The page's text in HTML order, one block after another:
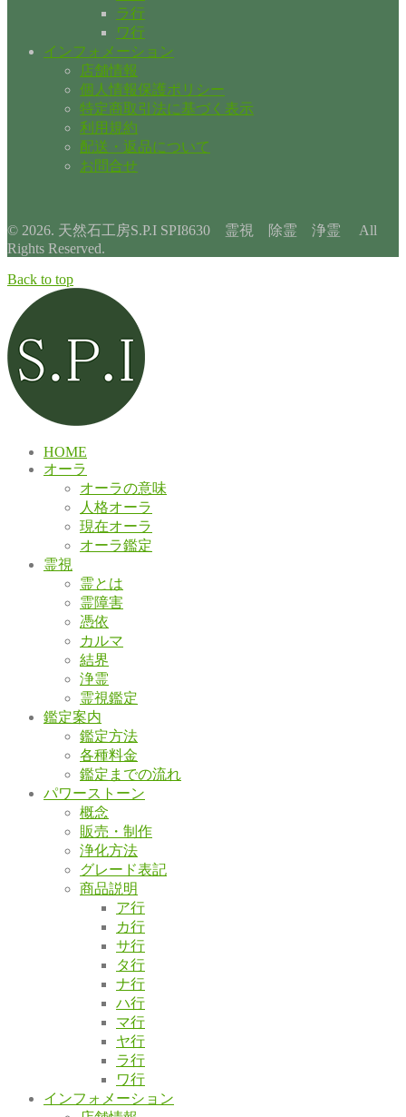
ラ行
ワ行
インフォメーション
店舗情報
個人情報保護ポリシー
特定商取引法に基づく表示
利用規約
配送・返品について
お問合せ
© 2026. 天然石工房S.P.I SPI8630 霊視 除霊 浄霊 All
Rights Reserved.
Back to top
HOME
オーラ
オーラの意味
人格オーラ
現在オーラ
オーラ鑑定
霊視
霊とは
霊障害
憑依
カルマ
結界
浄霊
霊視鑑定
鑑定案内
鑑定方法
各種料金
鑑定までの流れ
パワーストーン
概念
販売・制作
浄化方法
グレード表記
商品説明
ア行
カ行
サ行
タ行
ナ行
ハ行
マ行
ヤ行
ラ行
ワ行
インフォメーション